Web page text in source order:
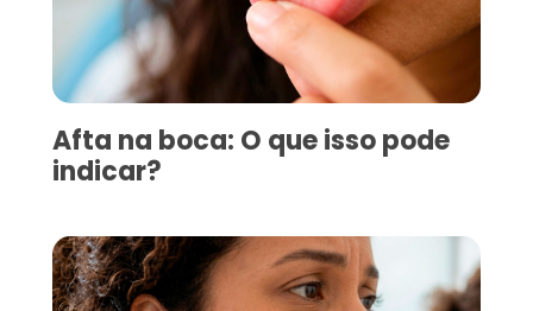
Afta na boca: O que isso pode
indicar?